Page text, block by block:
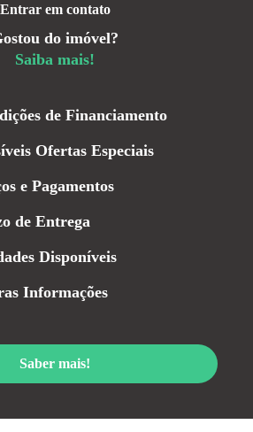
Entrar em contato
do imóvel?
Saiba mais!
de Financiamento
Ofertas Especiais
e Pagamentos
de Entrega
Disponíveis
Informações
Saber mais!